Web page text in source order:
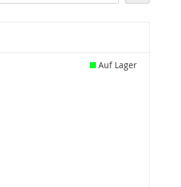
Auf Lager